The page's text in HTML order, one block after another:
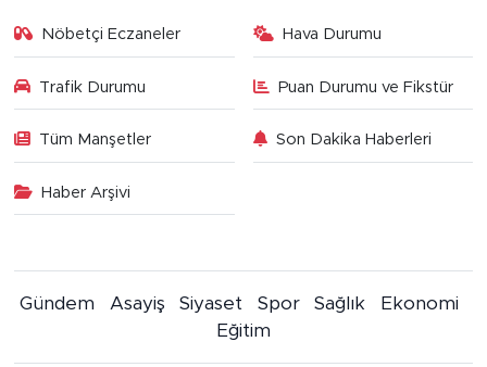
Nöbetçi Eczaneler Hava Durumu
Trafik Durumu Puan Durumu ve Fikstür
Tüm Manşetler Son Dakika Haberleri
Haber Arşivi
Gündem Asayiş Siyaset Spor Sağlık
Ekonomi
Eğitim